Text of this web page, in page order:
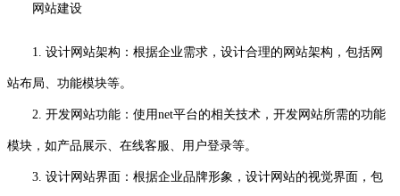
网站建设
1. 设计网站架构：根据企业需求，设计合理的网站架构，包括网
站布局、功能模块等。
2. 开发网站功能：使用net平台的相关技术，开发网站所需的功能
模块，如产品展示、在线客服、用户登录等。
3. 设计网站界面：根据企业品牌形象，设计网站的视觉界面，包